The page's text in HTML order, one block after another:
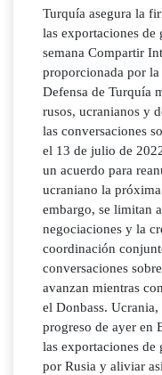
Turquía asegura la
las exportaciones
semana Compartir
proporcionada por
Defensa de Turquía
rusos, ucranianos y
las conversaciones
el 13 de julio de
un acuerdo para
ucraniano la
embargo, se limitan
negociaciones y la
coordinación
conversaciones
avanzan mientras
el Donbass.
progreso de ayer en
las exportaciones de
por Rusia y aliviar